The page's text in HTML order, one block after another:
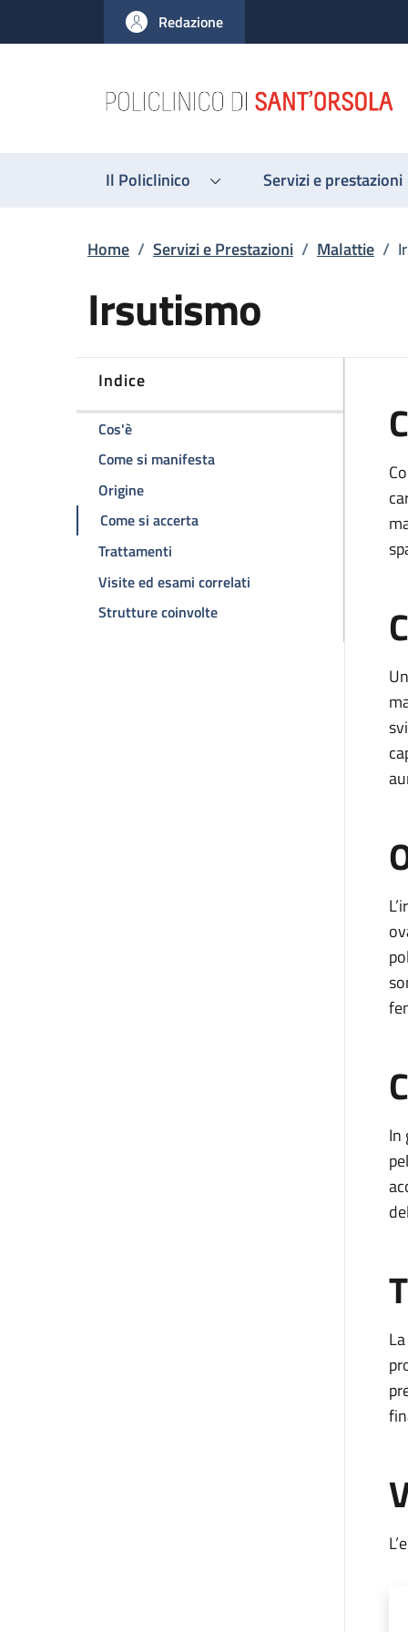
al contenuto principale
to footer content
Redazione
Il Policlinico Servizi e prestazioni
Briciole di pane
Home / Servizi e Prestazioni / Malattie /
Irsutismo
Indice
Cos'èdella pagina Irsutismo
Come si manifestadella pagina Irsutismo
Originedella pagina Irsutismo
Come si accertadella pagina Irsutismo
Trattamenti
Visite ed esami correlati
Strutture coinvoltedella pagina Irsutismo
In